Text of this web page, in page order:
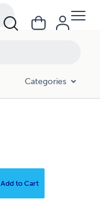
Categories
Add to Cart